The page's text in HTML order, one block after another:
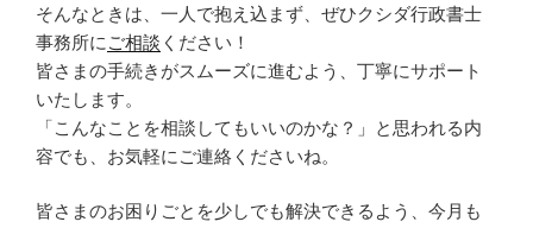
そんなときは、一人で抱え込まず、ぜひクシダ行政書士
事務所に ご相談 ください！
皆さまの手続きがスムーズに進むよう、丁寧にサポート
いたします。
「こんなことを相談してもいいのかな？」と思われる内
容でも、お気軽にご連絡くださいね。
皆さまのお困りごとを少しでも解決できるよう、今月も